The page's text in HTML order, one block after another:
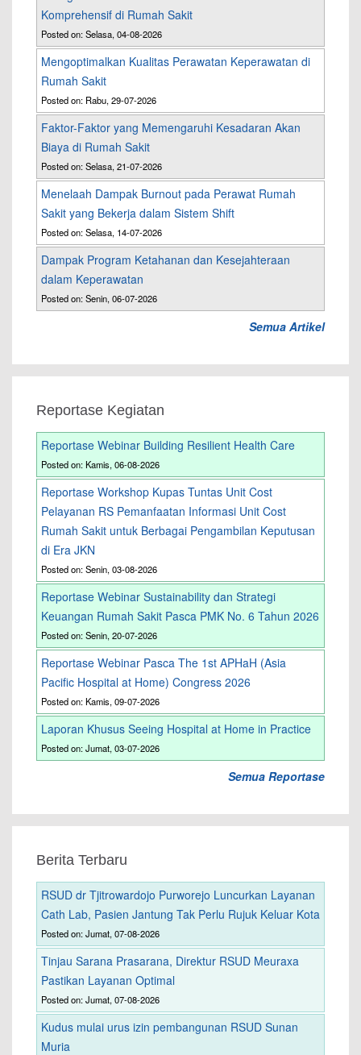
Komprehensif di Rumah Sakit
Posted on: Selasa, 04-08-2026
Mengoptimalkan Kualitas Perawatan Keperawatan di
Rumah Sakit
Posted on: Rabu, 29-07-2026
Faktor-Faktor yang Memengaruhi Kesadaran Akan
Biaya di Rumah Sakit
Posted on: Selasa, 21-07-2026
Menelaah Dampak Burnout pada Perawat Rumah
Sakit yang Bekerja dalam Sistem Shift
Posted on: Selasa, 14-07-2026
Dampak Program Ketahanan dan Kesejahteraan
dalam Keperawatan
Posted on: Senin, 06-07-2026
Semua Artikel
Reportase Kegiatan
Reportase Webinar Building Resilient Health Care
Posted on: Kamis, 06-08-2026
Reportase Workshop Kupas Tuntas Unit Cost
Pelayanan RS Pemanfaatan Informasi Unit Cost
Rumah Sakit untuk Berbagai Pengambilan Keputusan
di Era JKN
Posted on: Senin, 03-08-2026
Reportase Webinar Sustainability dan Strategi
Keuangan Rumah Sakit Pasca PMK No. 6 Tahun 2026
Posted on: Senin, 20-07-2026
Reportase Webinar Pasca The 1st APHaH (Asia
Pacific Hospital at Home) Congress 2026
Posted on: Kamis, 09-07-2026
Laporan Khusus Seeing Hospital at Home in Practice
Posted on: Jumat, 03-07-2026
Semua Reportase
Berita Terbaru
RSUD dr Tjitrowardojo Purworejo Luncurkan Layanan
Cath Lab, Pasien Jantung Tak Perlu Rujuk Keluar Kota
Posted on: Jumat, 07-08-2026
Tinjau Sarana Prasarana, Direktur RSUD Meuraxa
Pastikan Layanan Optimal
Posted on: Jumat, 07-08-2026
Kudus mulai urus izin pembangunan RSUD Sunan
Muria